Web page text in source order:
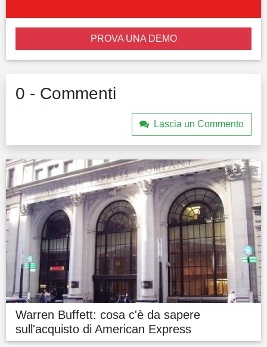
PROVA UNA DEMO
0 - Commenti
Lascia un Commento
Warren Buffett: cosa c'è da sapere
sull'acquisto di American Express